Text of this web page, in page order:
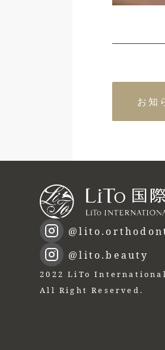
お知
@lito.beauty
2022 LiTo
All Right Reserved.